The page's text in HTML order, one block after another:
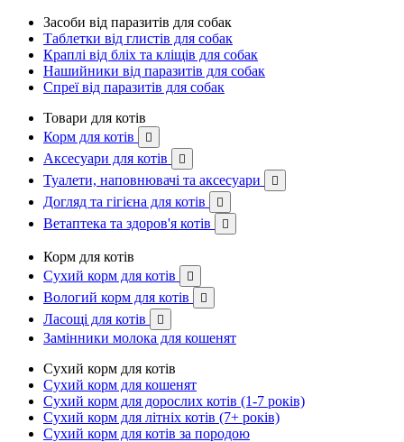
Засоби від паразитів для собак
Таблетки від глистів для собак
Краплі від бліх та кліщів для собак
Нашийники від паразитів для собак
Спреї від паразитів для собак
Товари для котів
Корм для котів

Аксесуари для котів 
Туалети, наповнювачі та аксесуари 
Догляд та гігієна для котів 
Ветаптека та здоров'я котів 
Корм для котів
Сухий корм для котів

Вологий корм для котів 
Ласощі для котів 
Замінники молока для кошенят
Сухий корм для котів
Сухий корм для кошенят
Сухий корм для дорослих котів (1-7 років)
Сухий корм для літніх котів (7+ років)
Сухий корм для котів за породою